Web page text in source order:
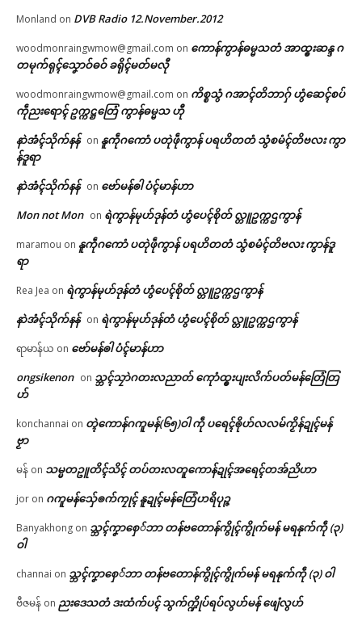
Monland on DVB Radio 12.November.2012
woodmonraingwmow@gmail.com on ကောန်ကွာန်ဓမ္မသတံ အာထ္ၜးဆန္ဒ ဂ
တမုက်ရုၚ်သၞောဝ်ဓဝ် ခရိုၚ်မတ်မလီု
woodmonraingwmow@gmail.com on ကိစ္စသွံ ဂအာၚ်တိဘာဂှ် ဟွံဆေၚ်စပ်
ကဵုညးရောၚ် ဥက္ကဋ္ဌတြေံ ကွာန်ဓမ္မသ ဟီု
နာဲအံၚ်သိုက်နန် on နူကဵုဂကောံ ပတုဲဖဵုကွာန် ပရဟိတတံ သွံစမံၚ်တိဗလး ကွာ
န်ဒူရာ
နာဲအံၚ်သိုက်နန် on ဗော်မန်ၜါ ပံၚ်မာန်ဟာ
Mon not Mon on ရဲကွာန်မုဟ်ဒုန်တံ ဟွံပေၚ်စိုတ် လ္တူဥက္ကဌကွာန်
maramou on နူကဵုဂကောံ ပတုဲဖဵုကွာန် ပရဟိတတံ သွံစမံၚ်တိဗလး ကွာန်ဒူ
ရာ
Rea Jea on ရဲကွာန်မုဟ်ဒုန်တံ ဟွံပေၚ်စိုတ် လ္တူဥက္ကဌကွာန်
နာဲအံၚ်သိုက်နန် on ရဲကွာန်မုဟ်ဒုန်တံ ဟွံပေၚ်စိုတ် လ္တူဥက္ကဌကွာန်
ရာမာန်ယ on ဗော်မန်ၜါ ပံၚ်မာန်ဟာ
ongsikenon on သ္ဘၚ်သၠာဲဂတးလညာတ် ကေုာံထ္ၜးပျးလိက်ပတ်မန်တြေံတြ
ဟ်
konchannai on တ္ၚဲကောန်ဂကူမန်(၆၅)ဝါ ကဵု ပရေၚ်ၜိုဟ်လလမ်ကၟိန်ဍုၚ်မန်
ဗၟာ
မန် on သမ္မတဥူတိၚ်သိၚ် တပ်တးလတူကောန်ဍုၚ်အရေၚ်တအ်ညိဟာ
jor on ဂကူမန်​သှ်ေၜက်ကၠုၚ် နူဍုၚ်မန်တြေံဟရိပုဉ္ဇ
Banyakhong on သ္ဘၚ်ကၞာစှေ်ဘာ တန်ဗတောန်ကွိုၚ်ကွိုက်မန် မရနုက်ကဵု (၃)
ဝါ
channai on သ္ဘၚ်ကၞာစှေ်ဘာ တန်ဗတောန်ကွိုၚ်ကွိုက်မန် မရနုက်ကဵု (၃) ဝါ
ဗီဇမန် on ညးဒေသတံ ဒးထံက်ပၚ် သွက်က္ဍိုပ်ရပ်လွဟ်မန် ဖျေံလွဟ်